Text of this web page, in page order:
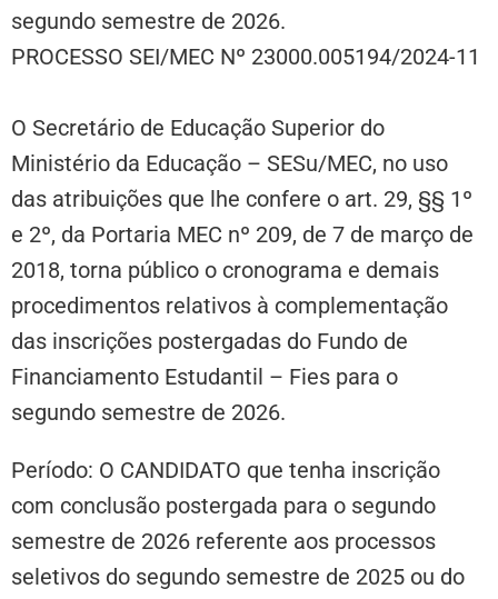
segundo semestre de 2026.
PROCESSO SEI/MEC Nº 23000.005194/2024-11
O Secretário de Educação Superior do
Ministério da Educação – SESu/MEC, no uso
das atribuições que lhe confere o art. 29, §§ 1º
e 2º, da Portaria MEC nº 209, de 7 de março de
2018, torna público o cronograma e demais
procedimentos relativos à complementação
das inscrições postergadas do Fundo de
Financiamento Estudantil – Fies para o
segundo semestre de 2026.
Período: O CANDIDATO que tenha inscrição
com conclusão postergada para o segundo
semestre de 2026 referente aos processos
seletivos do segundo semestre de 2025 ou do